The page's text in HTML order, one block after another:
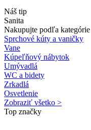
Náš tip
Sanita
Nakupujte podľa kategórie
Sprchové kúty a vaničky
Vane
Kúpeľňový nábytok
Umývadlá
WC a bidety
Zrkadlá
Osvetlenie
Zobraziť všetko >
Top značky